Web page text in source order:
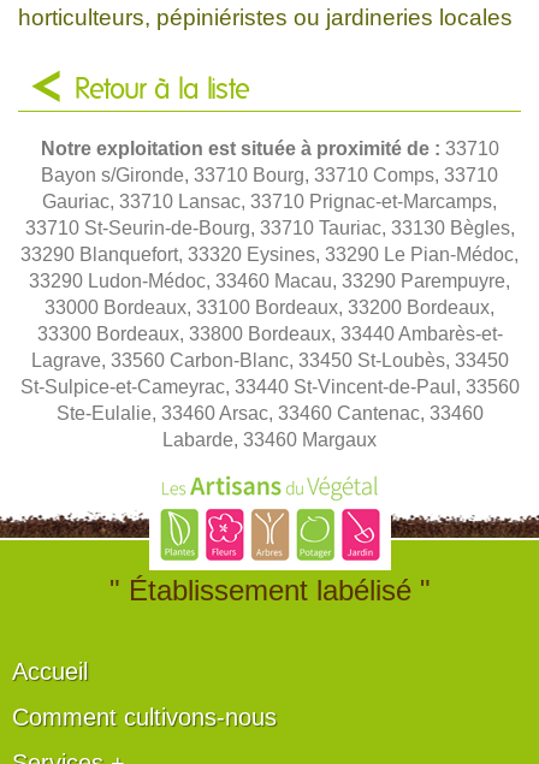
horticulteurs, pépiniéristes ou jardineries locales
Retour à la liste
Notre exploitation est située à proximité de : 33710
Bayon s/Gironde, 33710 Bourg, 33710 Comps, 33710
Gauriac, 33710 Lansac, 33710 Prignac-et-Marcamps,
33710 St-Seurin-de-Bourg, 33710 Tauriac, 33130 Bègles,
33290 Blanquefort, 33320 Eysines, 33290 Le Pian-Médoc,
33290 Ludon-Médoc, 33460 Macau, 33290 Parempuyre,
33000 Bordeaux, 33100 Bordeaux, 33200 Bordeaux,
33300 Bordeaux, 33800 Bordeaux, 33440 Ambarès-et-
Lagrave, 33560 Carbon-Blanc, 33450 St-Loubès, 33450
St-Sulpice-et-Cameyrac, 33440 St-Vincent-de-Paul, 33560
Ste-Eulalie, 33460 Arsac, 33460 Cantenac, 33460
Labarde, 33460 Margaux
" Établissement labélisé "
Accueil
Comment cultivons-nous